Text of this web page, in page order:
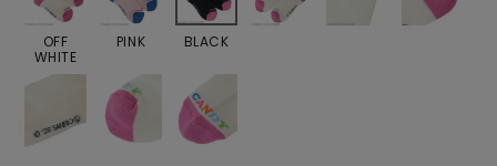
OFF
WHITE
PINK BLACK